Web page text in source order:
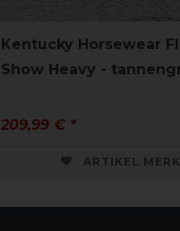
Kentucky Horsewear
Show Heavy -
209,99 € *
ARTIKEL